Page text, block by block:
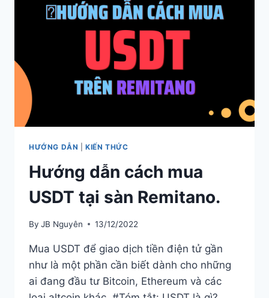
HƯỚNG DẪN |KIẾN THỨC
Hướng dẫn cách mua
USDT tại sàn Remitano.
By JB Nguyên 13/12/2022
Mua USDT để giao dịch tiền điện tử gần
như là một phần cần biết dành cho những
ai đang đầu tư Bitcoin, Ethereum và các